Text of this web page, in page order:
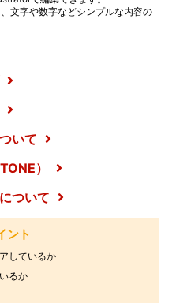
文字や数字などシンプルな内容の
いて
）
ついて
ント
しているか
るか